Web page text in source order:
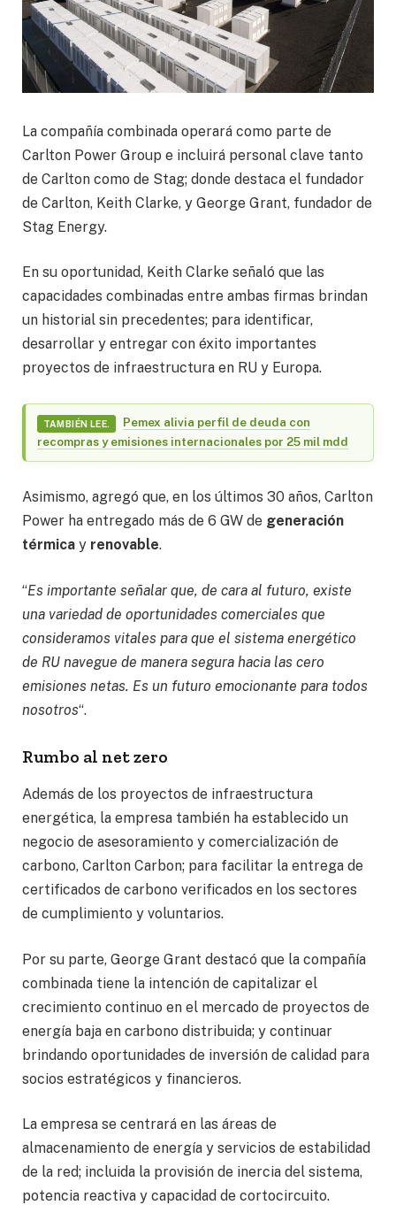
La compañía combinada operará como parte de
Carlton Power Group e incluirá personal clave tanto
de Carlton como de Stag; donde destaca el fundador
de Carlton, Keith Clarke, y George Grant, fundador de
Stag Energy.
En su oportunidad, Keith Clarke señaló que las
capacidades combinadas entre ambas firmas brindan
un historial sin precedentes; para identificar,
desarrollar y entregar con éxito importantes
proyectos de infraestructura en RU y Europa.
TAMBIÉN LEE.
Pemex alivia perfil de deuda con
recompras y emisiones internacionales por 25 mil mdd
Asimismo, agregó que, en los últimos 30 años, Carlton
Power ha entregado más de 6 GW de generación
térmica y renovable.
“Es importante señalar que, de cara al futuro, existe
una variedad de oportunidades comerciales que
consideramos vitales para que el sistema energético
de RU navegue de manera segura hacia las cero
emisiones netas. Es un futuro emocionante para todos
nosotros“.
Rumbo al net zero
Además de los proyectos de infraestructura
energética, la empresa también ha establecido un
negocio de asesoramiento y comercialización de
carbono, Carlton Carbon; para facilitar la entrega de
certificados de carbono verificados en los sectores
de cumplimiento y voluntarios.
Por su parte, George Grant destacó que la compañía
combinada tiene la intención de capitalizar el
crecimiento continuo en el mercado de proyectos de
energía baja en carbono distribuida; y continuar
brindando oportunidades de inversión de calidad para
socios estratégicos y financieros.
La empresa se centrará en las áreas de
almacenamiento de energía y servicios de estabilidad
de la red; incluida la provisión de inercia del sistema,
potencia reactiva y capacidad de cortocircuito.